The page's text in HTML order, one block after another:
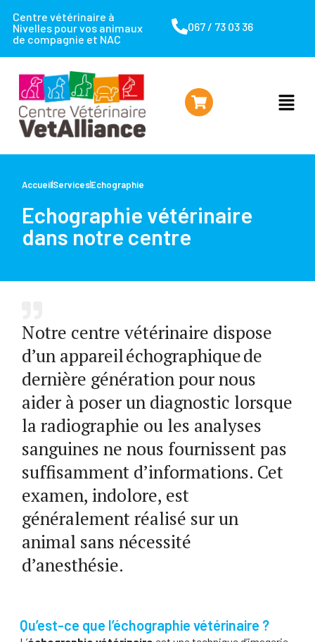
Centre vétérinaire à
Nivelles pour vos animaux
de compagnie et NAC
067 / 73 03 36
AccueilServicesEchographie
Echographie vétérinaire
dans notre centre
Notre centre vétérinaire dispose
d’un appareil échographique de
dernière génération pour nous
aider à poser un diagnostic lorsque
la radiographie ou les analyses
sanguines ne nous fournissent pas
suffisamment d’informations. Cet
examen, indolore, est
généralement réalisé sur un
animal sans nécessité
d’anesthésie.
Qu’est-ce que l’échographie vétérinaire ?